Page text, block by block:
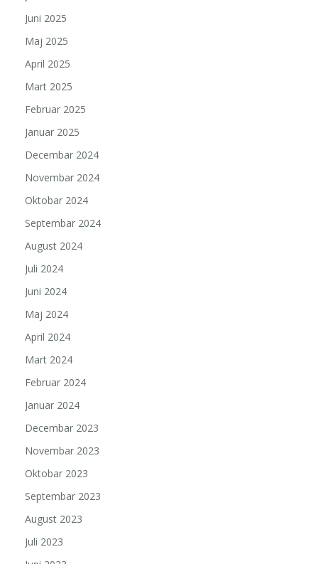
Juni 2025
Maj 2025
April 2025
Mart 2025
Februar 2025
Januar 2025
Decembar 2024
Novembar 2024
Oktobar 2024
Septembar 2024
August 2024
Juli 2024
Juni 2024
Maj 2024
April 2024
Mart 2024
Februar 2024
Januar 2024
Decembar 2023
Novembar 2023
Oktobar 2023
Septembar 2023
August 2023
Juli 2023